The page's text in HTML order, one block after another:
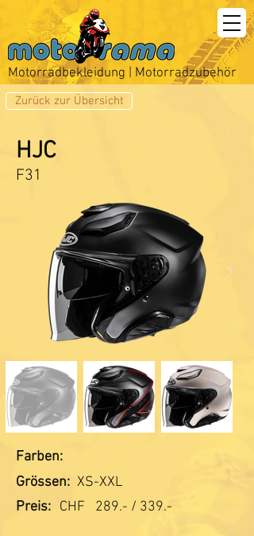
Motorradbekleidung | Motorradzubehör
Zurück zur Übersicht
HJC
F31
Farben:
Grössen: XS-XXL
CHF
Preis: 289.- / 339.-